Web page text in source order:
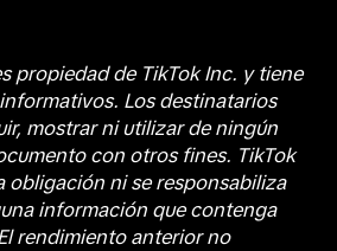
propiedad de TikTok Inc. y tiene
Los destinatarios
mostrar ni utilizar de ningún
con otros fines. TikTok
obligación ni se responsabiliza
información que contenga
rendimiento anterior no